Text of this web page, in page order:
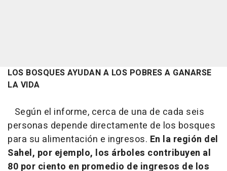
LOS BOSQUES AYUDAN A LOS POBRES A GANARSE
LA VIDA
Según el informe, cerca de una de cada seis
personas depende directamente de los bosques
para su alimentación e ingresos. En la región del
Sahel, por ejemplo, los árboles contribuyen al
80 por ciento en promedio de ingresos de los